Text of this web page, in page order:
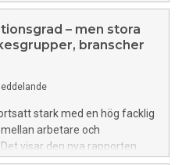
medlemmar, förtroendevalda
Idé.
– men stora
branscher
stark med en hög facklig
arbetare och
visar den nya rapporten